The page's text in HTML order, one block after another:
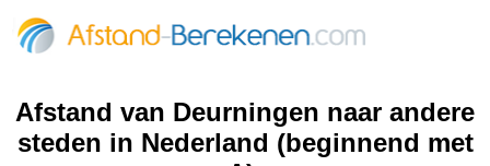
Afstand van Deurningen naar andere
steden in Nederland (beginnend met